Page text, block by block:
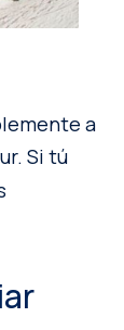
a
Si tú